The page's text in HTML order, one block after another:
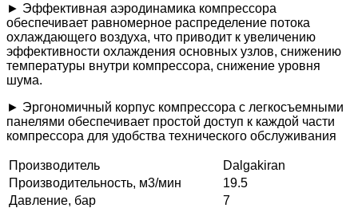
► Эффективная аэродинамика компрессора
обеспечивает равномерное распределение потока
охлаждающего воздуха, что приводит к увеличению
эффективности охлаждения основных узлов, снижению
температуры внутри компрессора, снижение уровня
шума.
► Эргономичный корпус компрессора с легкосъемными
панелями обеспечивает простой доступ к каждой части
компрессора для удобства технического обслуживания
Производитель
Dalgakiran
Производительность, м3/мин
19.5
Давление, бар
7